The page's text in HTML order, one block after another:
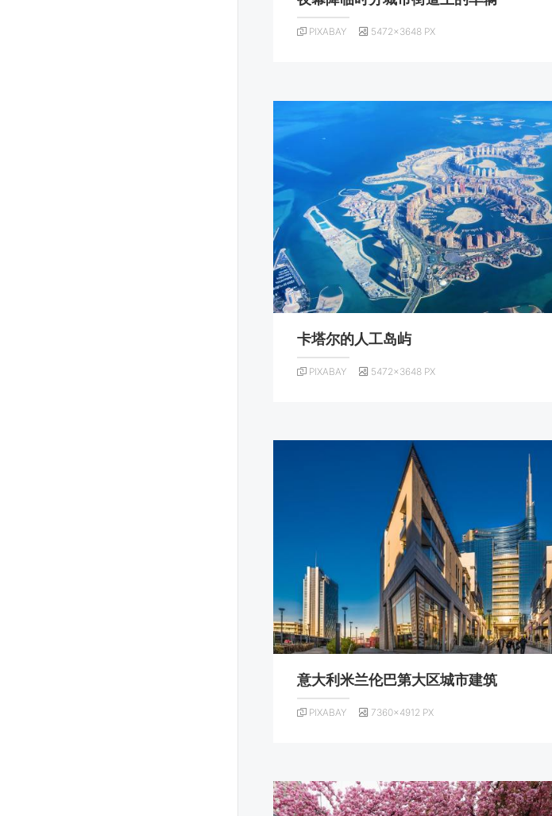
PIXABAY 5472×3648 PX
卡塔尔的人工岛屿
PIXABAY 5472×3648 PX
意大利米兰伦巴第大区城市建筑
PIXABAY 7360×4912 PX